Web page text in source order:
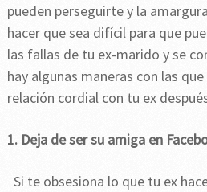
pueden perseguirte y la
hacer que sea difícil para que
las fallas de tu ex-marido y se
hay algunas maneras con las
relación cordial con tu ex
1. Deja de ser su amiga en
Si te obsesiona lo que tu ex